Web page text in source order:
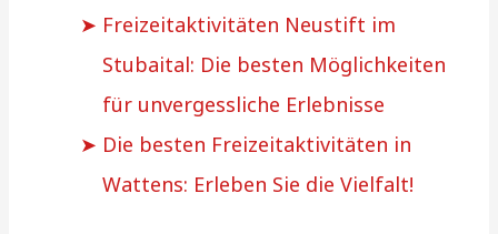
Freizeitaktivitäten Neustift im
Stubaital: Die besten Möglichkeiten
für unvergessliche Erlebnisse
Die besten Freizeitaktivitäten in
Wattens: Erleben Sie die Vielfalt!